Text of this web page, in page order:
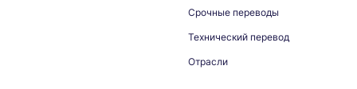
Срочные переводы
Технический перевод
Отрасли